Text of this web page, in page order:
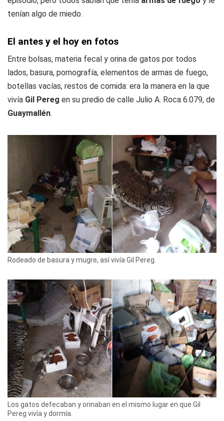
tenían algo de miedo.
El antes y el hoy en fotos
Entre bolsas, materia fecal y orina de gatos por todos
lados, basura, pornografía, elementos de armas de fuego,
botellas vacías, restos de comida: era la manera en la que
vivía Gil Pereg en su predio de calle Julio A. Roca 6.079, de
Guaymallén.
Rodeado de basura y mugre, así vivía Gil Pereg.
Los gatos defecaban y orinaban en el mismo lugar en que Gil
Pereg vivía y dormía.